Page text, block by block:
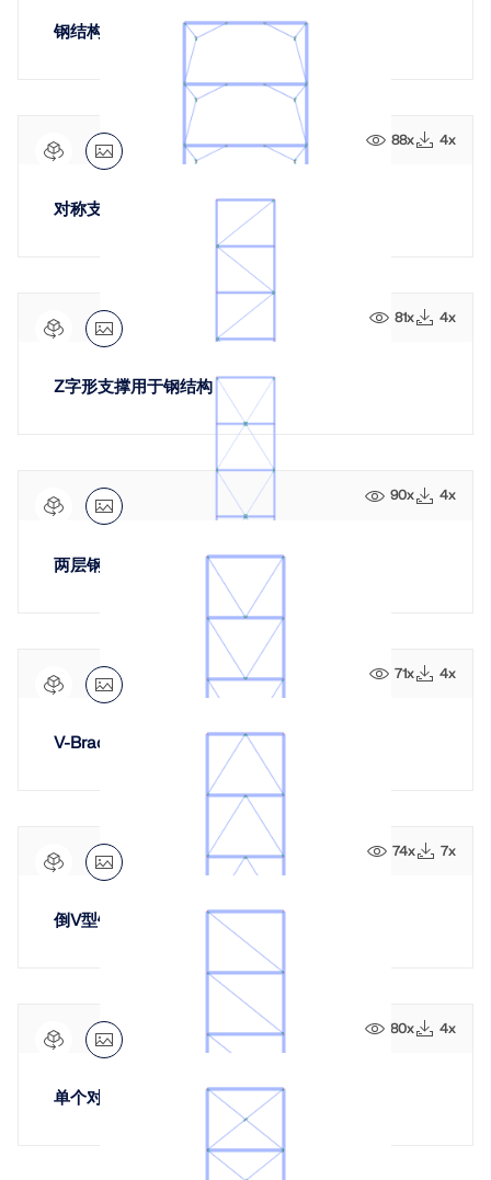
Dlubal 在线服务提供分区地图，可快速确定雪荷载、风
旧版产品
钢结构支撑系统
88x 4x
对称支撑系统 钢结构
81x 4x
Z字形支撑用于钢结构
90x 4x
两层钢X形支撑
71x 4x
V-Bracing for steel structures
74x 7x
倒V型钢支撑结构
80x 4x
单个对角支撑用于钢结构